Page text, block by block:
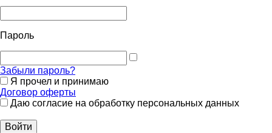
Пароль
Забыли пароль?
Я прочел и принимаю
Договор оферты
Даю согласие на обработку персональных данных
Войти